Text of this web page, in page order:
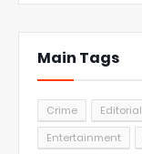
Main Tags
Crime Editorial
Entertainment